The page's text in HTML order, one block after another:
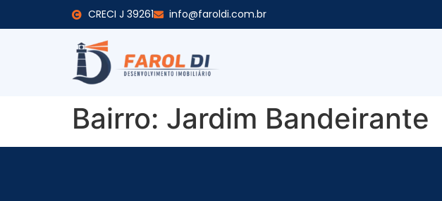
CRECI J 39261 info@faroldi.com.br
Bairro: Jardim Bandeirante